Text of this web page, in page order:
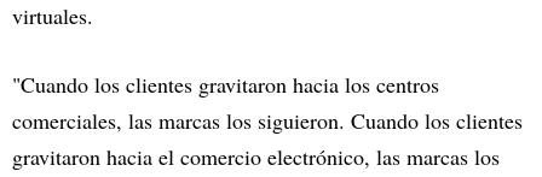
virtuales.
"Cuando los clientes gravitaron hacia los centros
comerciales, las marcas los siguieron. Cuando los clientes
gravitaron hacia el comercio electrónico, las marcas los